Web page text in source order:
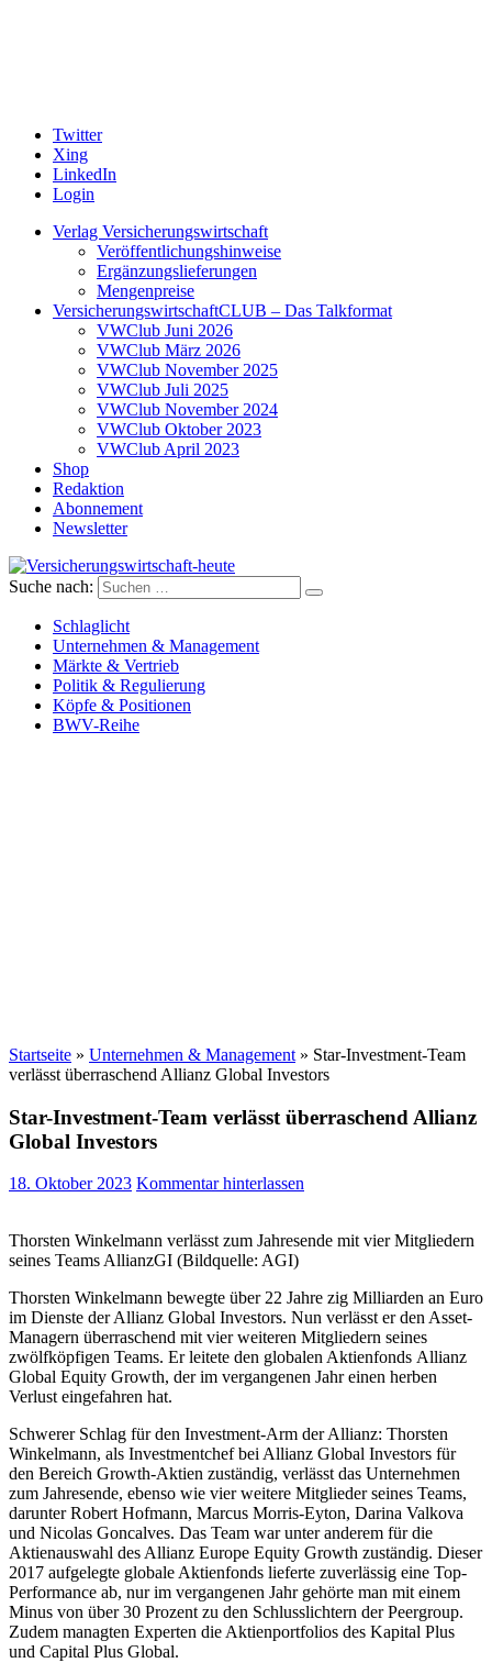
Twitter
Xing
LinkedIn
Login
Verlag Versicherungswirtschaft
Veröffentlichungshinweise
Ergänzungslieferungen
Mengenpreise
VersicherungswirtschaftCLUB – Das Talkformat
VWClub Juni 2026
VWClub März 2026
VWClub November 2025
VWClub Juli 2025
VWClub November 2024
VWClub Oktober 2023
VWClub April 2023
Shop
Redaktion
Abonnement
Newsletter
Versicherungswirtschaft-heute
Suche nach:
Schlaglicht
Unternehmen & Management
Märkte & Vertrieb
Politik & Regulierung
Köpfe & Positionen
BWV-Reihe
Startseite » Unternehmen & Management » Star-Investment-Team
verlässt überraschend Allianz Global Investors
Star-Investment-Team verlässt überraschend Allianz
Global Investors
18. Oktober 2023 Kommentar hinterlassen
Thorsten Winkelmann verlässt zum Jahresende mit vier Mitgliedern
seines Teams AllianzGI (Bildquelle: AGI)
Thorsten Winkelmann bewegte über 22 Jahre zig Milliarden an Euro
im Dienste der Allianz Global Investors. Nun verlässt er den Asset-
Managern überraschend mit vier weiteren Mitgliedern seines
zwölfköpfigen Teams. Er leitete den globalen Aktienfonds Allianz
Global Equity Growth, der im vergangenen Jahr einen herben
Verlust eingefahren hat.
Schwerer Schlag für den Investment-Arm der Allianz: Thorsten
Winkelmann, als Investmentchef bei Allianz Global Investors für
den Bereich Growth-Aktien zuständig, verlässt das Unternehmen
zum Jahresende, ebenso wie vier weitere Mitglieder seines Teams,
darunter Robert Hofmann, Marcus Morris-Eyton, Darina Valkova
und Nicolas Goncalves. Das Team war unter anderem für die
Aktienauswahl des Allianz Europe Equity Growth zuständig. Dieser
2017 aufgelegte globale Aktienfonds lieferte zuverlässig eine Top-
Performance ab, nur im vergangenen Jahr gehörte man mit einem
Minus von über 30 Prozent zu den Schlusslichtern der Peergroup.
Zudem managten Experten die Aktienportfolios des Kapital Plus
und Capital Plus Global.